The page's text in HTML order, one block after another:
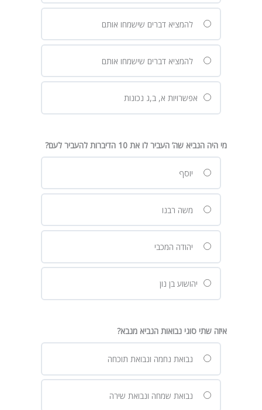
להמציא דברים שישמחו אותם
להמציא דברים שישמחו אותם
אפשרויות א, ב,ג נכונות
מי היה הנביא שה’ העביר לו את 10 הדיברות להעביר לעם?
יוסף
משה רבנו
יהודה המכבי
יהושוע בן נון
איזה שתי סוגי נבואות הנביא מנבא?
נבואת נחמה ונבואת תוכחה
נבואת שמחה ונבואת שירה